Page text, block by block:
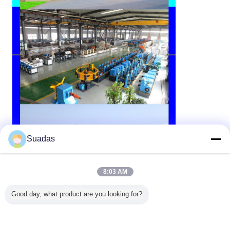
Suadas
8:03 AM
Good day, what product are you looking for?